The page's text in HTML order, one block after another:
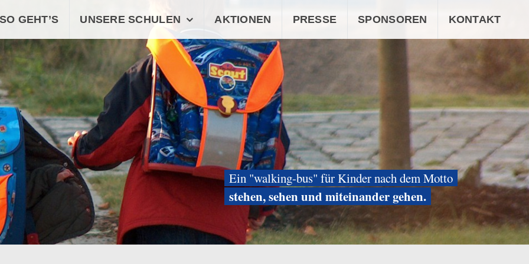
SO GEHT’S UNSERE SCHULEN AKTIONEN PRESSE SPONSOREN KONTAKT
Ein "walking-bus" für Kinder nach dem Motto
stehen, sehen und miteinander gehen.